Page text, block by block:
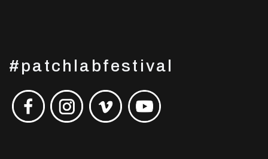
#patchlabfestival